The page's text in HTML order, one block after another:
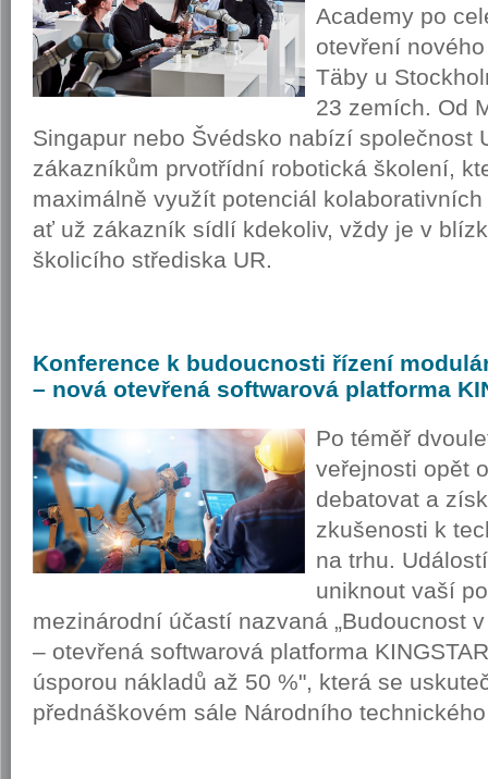
Academy po
otevření
Täby u
23 zemích. Od
Singapur nebo Švédsko nabízí společnost
zákazníkům prvotřídní robotická školení,
maximálně využít potenciál
ať už zákazník sídlí kdekoliv, vždy je v
školicího střediska UR.
Konference k budoucnosti řízení
– nová otevřená softwarová platforma
Po téměř
veřejnosti opět
debatovat a
zkušenosti k
na trhu.
uniknout vaší
mezinárodní účastí nazvaná „Budoucnost
– otevřená softwarová platforma
úsporou nákladů až 50 %", která se
přednáškovém sále Národního